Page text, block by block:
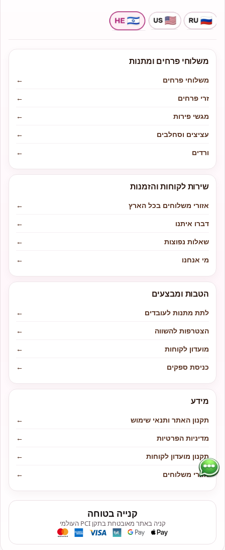
משלוחי פרחים ומתנות
משלוחי פרחים
←
זרי פרחים
←
מגשי פירות
←
עציצים וסחלבים
←
ורדים
←
שירות לקוחות והזמנות
אזורי משלוחים בכל הארץ
←
דברו איתנו
←
שאלות נפוצות
←
מי אנחנו
←
הטבות ומבצעים
לתת מתנות לעובדים
←
הצטרפות להשווה
←
מועדון לקוחות
←
כניסת ספקים
←
מידע
תקנון האתר ותנאי שימוש
←
מדיניות הפרטיות
←
תקנון מועדון לקוחות
←
אזורי משלוחים
←
קנייה בטוחה
קניה באתר מאובטחת בתקן PCI העולמי